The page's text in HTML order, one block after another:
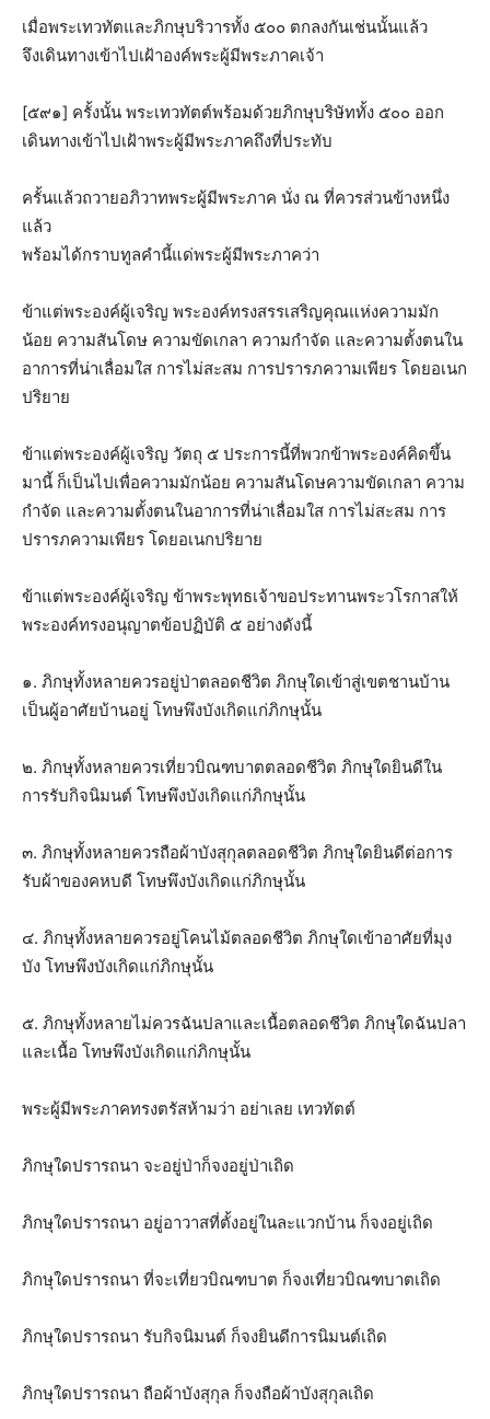
เมื่อพระเทวทัตและภิกษุบริวารทั้ง ๕๐๐ ตกลงกันเช่นนั้นแล้ว
จึงเดินทางเข้าไปเฝ้าองค์พระผู้มีพระภาคเจ้า
[๕๙๑] ครั้งนั้น พระเทวทัตต์พร้อมด้วยภิกษุบริษัททั้ง ๕๐๐ ออก
เดินทางเข้าไปเฝ้าพระผู้มีพระภาคถึงที่ประทับ
ครั้นแล้วถวายอภิวาทพระผู้มีพระภาค นั่ง ณ ที่ควรส่วนข้างหนึ่ง
แล้ว
พร้อมได้กราบทูลคำนี้แด่พระผู้มีพระภาคว่า
ข้าแต่พระองค์ผู้เจริญ พระองค์ทรงสรรเสริญคุณแห่งความมัก
น้อย ความสันโดษ ความขัดเกลา ความกำจัด และความตั้งตนใน
อาการที่น่าเลื่อมใส การไม่สะสม การปรารภความเพียร โดยอเนก
ปริยาย
ข้าแต่พระองค์ผู้เจริญ วัตถุ ๕ ประการนี้ที่พวกข้าพระองค์คิดขึ้น
มานี้ ก็เป็นไปเพื่อความมักน้อย ความสันโดษความขัดเกลา ความ
กำจัด และความตั้งตนในอาการที่น่าเลื่อมใส การไม่สะสม การ
ปรารภความเพียร โดยอเนกปริยาย
ข้าแต่พระองค์ผู้เจริญ ข้าพระพุทธเจ้าขอประทานพระวโรกาสให้
พระองค์ทรงอนุญาตข้อปฏิบัติ ๕ อย่างดังนี้
๑. ภิกษุทั้งหลายควรอยู่ป่าตลอดชีวิต ภิกษุใดเข้าสู่เขตชานบ้าน
เป็นผู้อาศัยบ้านอยู่ โทษพึงบังเกิดแก่ภิกษุนั้น
๒. ภิกษุทั้งหลายควรเที่ยวบิณฑบาตตลอดชีวิต ภิกษุใดยินดีใน
การรับกิจนิมนต์ โทษพึงบังเกิดแก่ภิกษุนั้น
๓. ภิกษุทั้งหลายควรถือผ้าบังสุกุลตลอดชีวิต ภิกษุใดยินดีต่อการ
รับผ้าของคหบดี โทษพึงบังเกิดแก่ภิกษุนั้น
๔. ภิกษุทั้งหลายควรอยู่โคนไม้ตลอดชีวิต ภิกษุใดเข้าอาศัยที่มุง
บัง โทษพึงบังเกิดแก่ภิกษุนั้น
๕. ภิกษุทั้งหลายไม่ควรฉันปลาและเนื้อตลอดชีวิต ภิกษุใดฉันปลา
และเนื้อ โทษพึงบังเกิดแก่ภิกษุนั้น
พระผู้มีพระภาคทรงตรัสห้ามว่า อย่าเลย เทวทัตต์
ภิกษุใดปรารถนา จะอยู่ป่าก็จงอยู่ป่าเถิด
ภิกษุใดปรารถนา อยู่อาวาสที่ตั้งอยู่ในละแวกบ้าน ก็จงอยู่เถิด
ภิกษุใดปรารถนา ที่จะเที่ยวบิณฑบาต ก็จงเที่ยวบิณฑบาตเถิด
ภิกษุใดปรารถนา รับกิจนิมนต์ ก็จงยินดีการนิมนต์เถิด
ภิกษุใดปรารถนา ถือผ้าบังสุกุล ก็จงถือผ้าบังสุกุลเถิด